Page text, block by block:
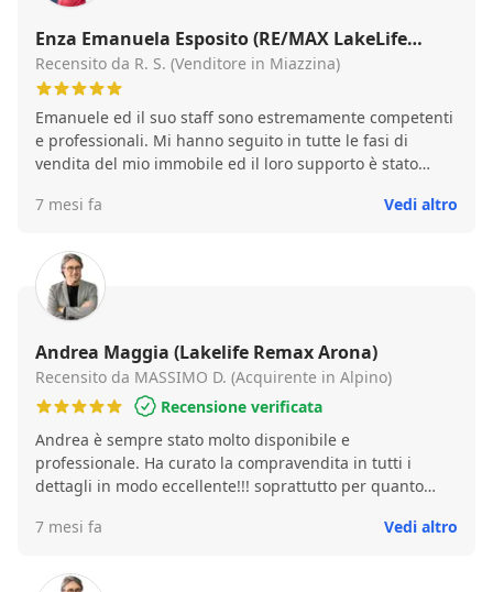
un percorso di questo genere, abbiamo potuto
constatare e riconfermare quotidianamente una cura e
una dedizione verso il cliente non indifferente, sempre
pronte a confortare e rispondere ad ogni nostro
professionalità. Assolutamente consigliata, una
garanzia! Grazie Ragazze! Veronica e Gabriele
Enza Emanuela Esposito (RE/MAX LakeLife
Arona)
Recensito da R. S. (Venditore in Miazzina)
Emanuele ed il suo staff sono estremamente competenti
e professionali. Mi hanno seguito in tutte le fasi di
vendita del mio immobile ed il loro supporto è stato
dare un voto do senza indugio un 10 e lode!
7 mesi fa Vedi altro
Andrea Maggia (Lakelife Remax Arona)
Recensito da MASSIMO D. (Acquirente in Alpino)
Recensione verificata
Andrea è sempre stato molto disponibile e
professionale. Ha curato la compravendita in tutti i
dettagli in modo eccellente!!! soprattutto per quanto
rapporti con il notaio! TOP!
7 mesi fa Vedi altro